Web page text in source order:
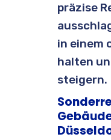
präzise
in einem
halten
steigern.